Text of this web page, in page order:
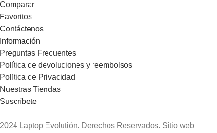
Comparar
Favoritos
Contáctenos
Información
Preguntas Frecuentes
Política de devoluciones y reembolsos
Política de Privacidad
Nuestras Tiendas
Suscríbete
2024 Laptop Evolutión. Derechos Reservados. Sitio web